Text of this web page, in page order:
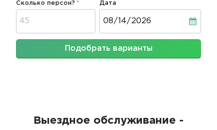
Сколько персон? Дата
Подобрать варианты
Выездное обслуживание -